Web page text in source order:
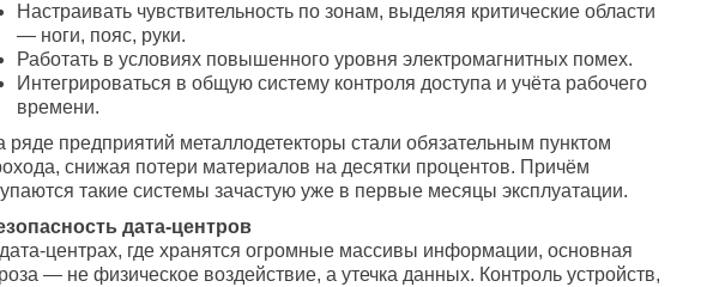
Настраивать чувствительность по зонам, выделяя критические области
— ноги, пояс, руки.
Работать в условиях повышенного уровня электромагнитных помех.
Интегрироваться в общую систему контроля доступа и учёта рабочего
времени.
ряде предприятий металлодетекторы стали обязательным пунктом
снижая потери материалов на десятки процентов. Причём
такие системы зачастую уже в первые месяцы эксплуатации.
дата-центров
центрах, где хранятся огромные массивы информации, основная
— не физическое воздействие, а утечка данных. Контроль устройств,